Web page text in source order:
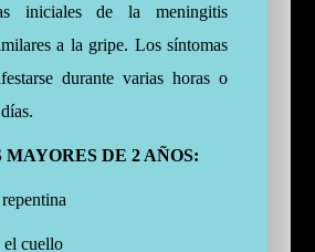
iniciales de la meningitis
a la gripe. Los síntomas
durante varias horas o
DE 2 AÑOS:
el cuello